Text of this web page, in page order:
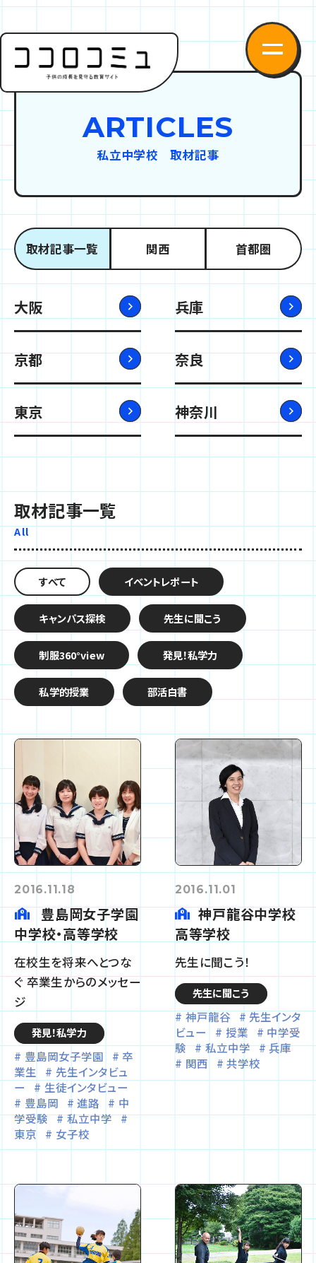
ARTICLES
私立中学校 取材記事
取材記事一覧 関西 首都圏
大阪 兵庫
京都 奈良
東京 神奈川
取材記事一覧
All
すべて イベントレポート
キャンパス探検 先生に聞こう
制服360°view 発見！私学力
私学的授業 部活白書
2016.11.18
豊島岡女子学園
中学校・高等学校
在校生を将来へとつな
ぐ 卒業生からのメッセー
ジ
発見！私学力
豊島岡女子学園
卒
業生
先生インタビュ
ー
生徒インタビュー
豊島岡
進路
中
学受験
私立中学
東京
女子校
2016.11.01
神戸龍谷中学校
高等学校
先生に聞こう！
先生に聞こう
神戸龍谷
先生インタ
ビュー
授業
中学受
験
私立中学
兵庫
関西
共学校